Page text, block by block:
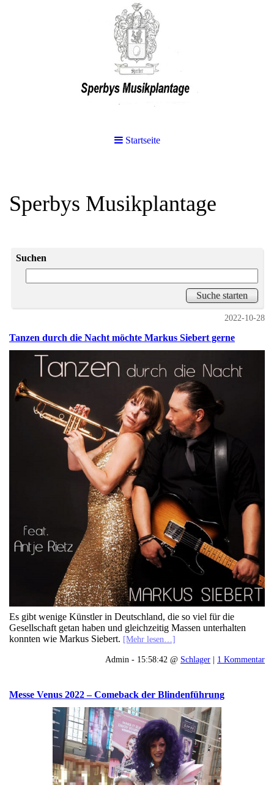
Startseite
Sperbys Musikplantage
Suchen
2022-10-28
Tanzen durch die Nacht möchte Markus Siebert gerne
Es gibt wenige Künstler in Deutschland, die so viel für die
Gesellschaft getan haben und gleichzeitig Massen unterhalten
konnten wie Markus Siebert. [Mehr lesen…]
Admin - 15:58:42 @ Schlager | 1 Kommentar
Messe Venus 2022 – Comeback der Blindenführung